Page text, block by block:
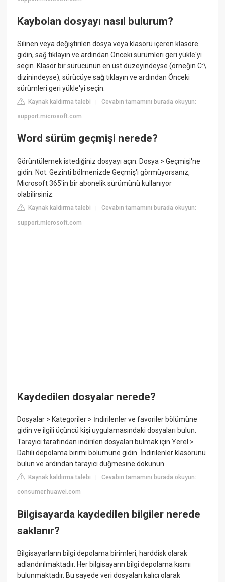
Kaybolan dosyayı nasıl bulurum?
Silinen veya değiştirilen dosya veya klasörü içeren klasöre
gidin, sağ tıklayın ve ardından Önceki sürümleri geri yükle'yi
seçin. Klasör bir sürücünün en üst düzeyindeyse (örneğin C:\
dizinindeyse), sürücüye sağ tıklayın ve ardından Önceki
sürümleri geri yükle'yi seçin.
Kaynak kaldırma talebi |Cevabın tamamını burada okuyun:
support.microsoft.com
Word sürüm geçmişi nerede?
Görüntülemek istediğiniz dosyayı açın. Dosya > Geçmişi'ne
gidin. Not: Gezinti bölmenizde Geçmiş'i görmüyorsanız,
Microsoft 365'in bir abonelik sürümünü kullanıyor
olabilirsiniz.
Kaynak kaldırma talebi |Cevabın tamamını burada okuyun:
support.microsoft.com
Kaydedilen dosyalar nerede?
Dosyalar > Kategoriler > İndirilenler ve favoriler bölümüne
gidin ve ilgili üçüncü kişi uygulamasındaki dosyaları bulun.
Tarayıcı tarafından indirilen dosyaları bulmak için Yerel >
Dahili depolama birimi bölümüne gidin. İndirilenler klasörünü
bulun ve ardından tarayıcı düğmesine dokunun.
Kaynak kaldırma talebi |Cevabın tamamını burada okuyun:
consumer.huawei.com
Bilgisayarda kaydedilen bilgiler nerede
saklanır?
Bilgisayarların bilgi depolama birimleri, harddisk olarak
adlandırılmaktadır. Her bilgisayarın bilgi depolama kısmı
bulunmaktadır. Bu sayede veri dosyaları kalıcı olarak